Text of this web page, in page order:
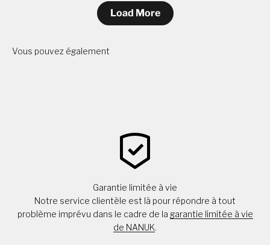
Load More
Vous pouvez également
Garantie limitée à vie
Notre service clientèle est là pour répondre à tout
problème imprévu dans le cadre de la garantie limitée à vie
de NANUK.